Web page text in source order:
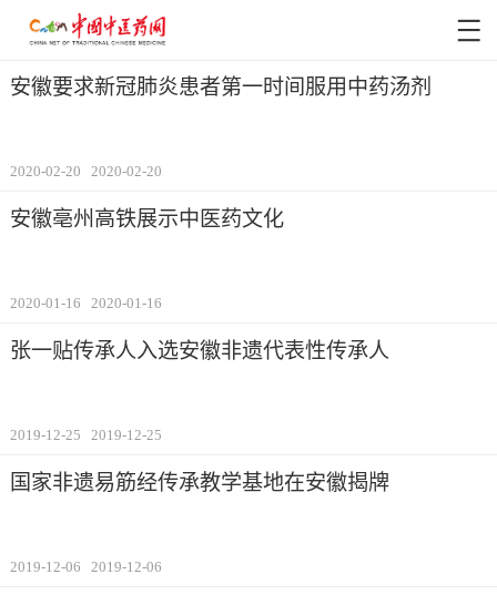
安徽要求新冠肺炎患者第一时间服用中药汤剂
2020-02-20 2020-02-20
安徽亳州高铁展示中医药文化
2020-01-16 2020-01-16
张一贴传承人入选安徽非遗代表性传承人
2019-12-25 2019-12-25
国家非遗易筋经传承教学基地在安徽揭牌
2019-12-06 2019-12-06